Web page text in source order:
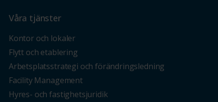
Våra tjänster
Kontor och lokaler
Flytt och etablering
Arbetsplatsstrategi och förändringsledning
Facility Management
Hyres- och fastighetsjuridik